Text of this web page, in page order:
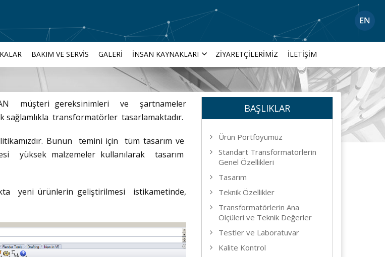
BAKIM VE SERVIS GALERI İNSAN KAYNAKLARI ZIYARETÇILERIMIZ İLETIŞIM
müşteri gereksinimleri ve şartnameler
sağlamlıkla transformatörler tasarlamaktadır.
Bunun temini için tüm tasarım ve
malzemeler kullanılarak tasarım
yeni ürünlerin geliştirilmesi istikametinde,
BAŞLIKLAR
Ürün Portföyümüz
Standart Transformatörlerin
Genel Özellikleri
Tasarım
Teknik Özellikler
Transformatörlerin Ana
Ölçüleri ve Teknik Değerler
Testler ve Laboratuvar
Kalite Kontrol